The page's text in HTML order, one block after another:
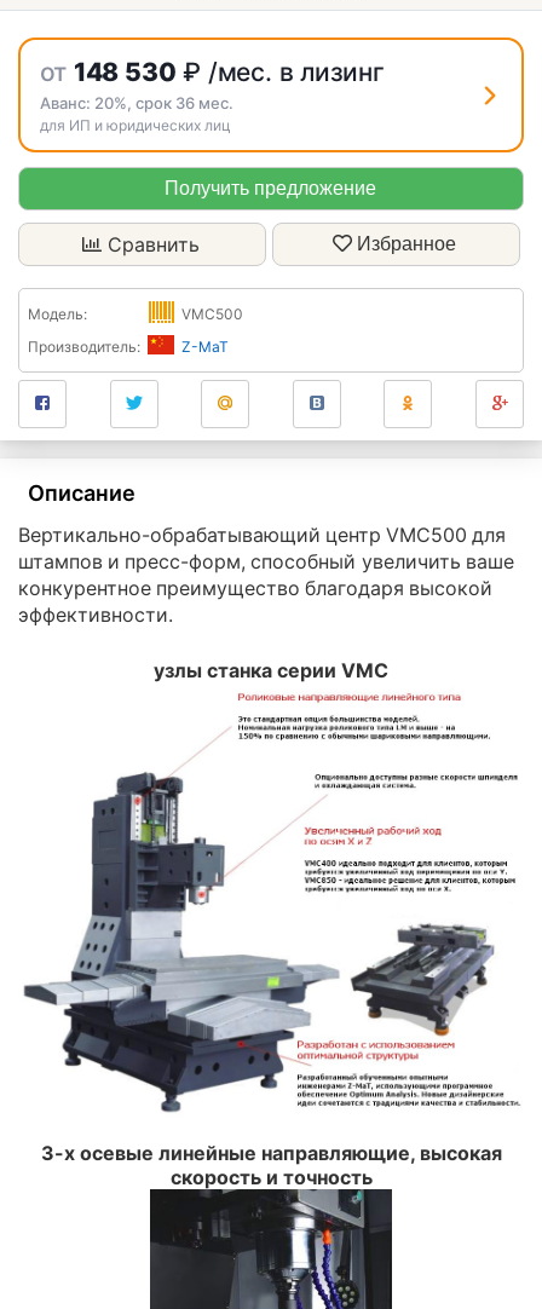
от 148 530 ₽ /мес. в лизинг
Аванс: 20% , срок 36мес.
для ИП и юридических лиц
Получить предложение
Сравнить Избранное
Модель:
VMC500
Производитель:
Z-MaT
Описание
Вертикально-обрабатывающий центр VMC500 для
штампов и пресс-форм, способный увеличить ваше
конкурентное преимущество благодаря высокой
эффективности.
узлы станка серии VMC
3-х осевые линейные направляющие, высокая
скорость и точность